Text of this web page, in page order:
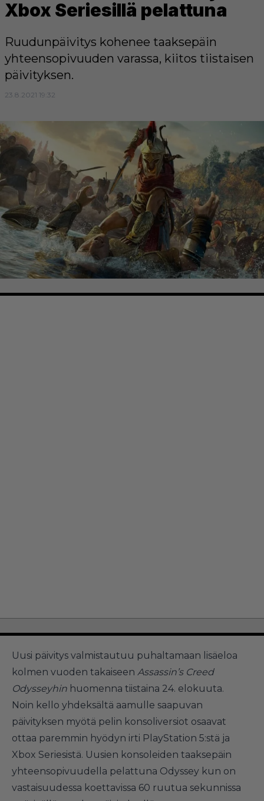
Xbox Seriesillä pelattuna
Ruudunpäivitys kohenee taaksepäin
yhteensopivuuden varassa, kiitos tiistaisen
päivityksen.
23.8.2021 19:32
Uusi päivitys valmistautuu puhaltamaan lisäeloa
kolmen vuoden takaiseen Assassin’s Creed
Odysseyhin huomenna tiistaina 24. elokuuta.
Noin kello yhdeksältä aamulle saapuvan
päivityksen myötä pelin konsoliversiot osaavat
ottaa paremmin hyödyn irti PlayStation 5:stä ja
Xbox Seriesistä. Uusien konsoleiden taaksepäin
yhteensopivuudella pelattuna Odyssey kun on
vastaisuudessa koettavissa 60 ruutua sekunnissa